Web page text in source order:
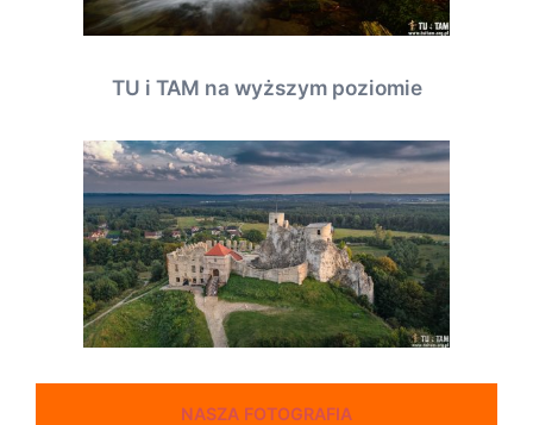
TU i TAM na wyższym poziomie
NASZA FOTOGRAFIA